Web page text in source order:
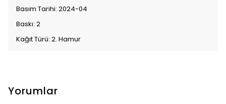
Basım Tarihi: 2024-04
Baskı: 2
Kağıt Türü: 2. Hamur
Yorumlar